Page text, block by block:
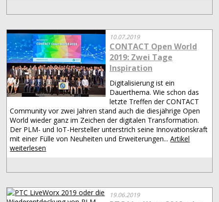
10.07.2019
CONTACT Open World
2019: Zwei Tage
Inspiration
Digitalisierung ist ein
Dauerthema. Wie schon das
letzte Treffen der CONTACT
Community vor zwei Jahren stand auch die diesjährige Open
World wieder ganz im Zeichen der digitalen Transformation.
Der PLM- und IoT-Hersteller unterstrich seine Innovationskraft
mit einer Fülle von Neuheiten und Erweiterungen...Artikel
weiterlesen
19.06.2019